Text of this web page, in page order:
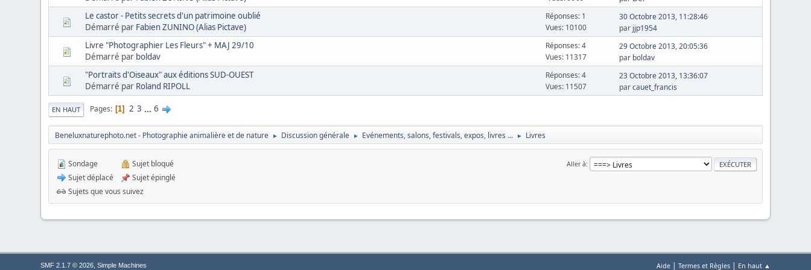
Le castor - Petits secrets d'un patrimoine oublié
Démarré par Fabien ZUNINO (Alias Pictave)
Réponses: 1
Vues: 10100
30 Octobre 2013, 11:28:46
par jjp1954
Livre "Photographier Les Fleurs" + MAJ 29/10
Démarré par boldav
Réponses: 4
Vues: 11317
29 Octobre 2013, 20:05:36
par boldav
"Portraits d'Oiseaux" aux éditions SUD-OUEST
Démarré par Roland RIPOLL
Réponses: 4
Vues: 11507
23 Octobre 2013, 13:36:07
parcauet_francis
EN HAUT Pages 1 2 3 ... 6
Beneluxnaturephoto.net - Photographie animalière et de nature ► Discussion générale ► Evénements, salons, festivals, expos, livres ... ► Livres
Aller à
Sondage
Sujet déplacé
Sujet bloqué
Sujet épinglé
Sujets que vous suivez
Aide| Termes et Règles| En haut ▲
SMF 2.1.7 © 2026,Simple Machines